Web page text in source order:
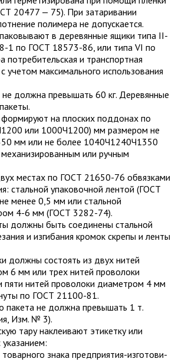
20477 — 75). При затаривании
полимера не допускается.
в деревянные ящики типа II-
по ГОСТ 18573-86, или типа VI по
и транспортная
учетом максимального использования
должна превышать 60 кг. Деревянные
формируют на плоских поддонах по
или 1000Ч1200) мм размером не
мм или не более 1040Ч1240Ч1350
или ручным
местах по ГОСТ 21650-76 обвязками
стальной упаковочной лентой (ГОСТ
менее 0,5 мм или стальной
4-6 мм (ГОСТ 3282-74).
должны быть соединены стальной
и изгибания кромок скрепы и ленты
должны состоять из двух нитей
6 мм или трех нитей проволоки
нитей проволоки диаметром 4 мм
по ГОСТ 21100-81.
пакета не должна превышать 1 т.
Изм. № 3).
тару наклеивают этикетку или
знака предприятия-изготови­